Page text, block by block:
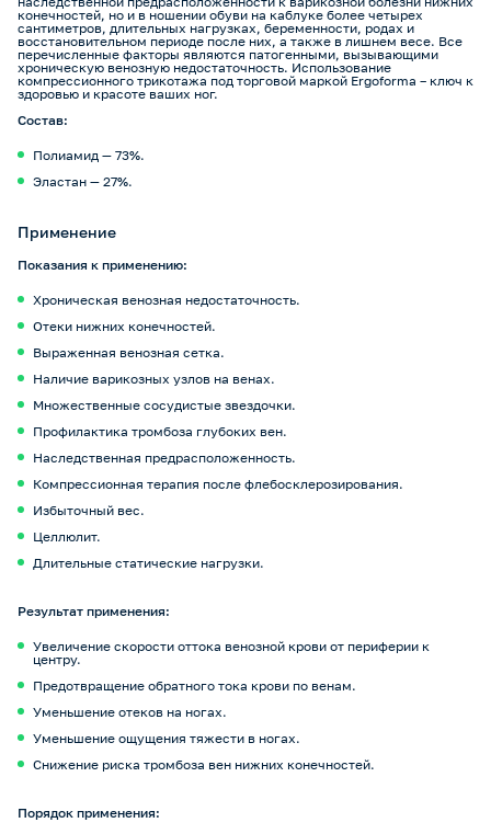
конечностей, но и в ношении обуви на каблуке более четырех
сантиметров, длительных нагрузках, беременности, родах и
восстановительном периоде после них, а также в лишнем весе. Все
перечисленные факторы являются патогенными, вызывающими
хроническую венозную недостаточность. Использование
компрессионного трикотажа под торговой маркой Ergoforma – ключ к
здоровью и красоте ваших ног.
Состав:
Полиамид — 73%.
Эластан — 27%.
Применение
Показания к применению:
Хроническая венозная недостаточность.
Отеки нижних конечностей.
Выраженная венозная сетка.
Наличие варикозных узлов на венах.
Множественные сосудистые звездочки.
Профилактика тромбоза глубоких вен.
Наследственная предрасположенность.
Компрессионная терапия после флебосклерозирования.
Избыточный вес.
Целлюлит.
Длительные статические нагрузки.
Результат применения:
Увеличение скорости оттока венозной крови от периферии к
центру.
Предотвращение обратного тока крови по венам.
Уменьшение отеков на ногах.
Уменьшение ощущения тяжести в ногах.
Снижение риска тромбоза вен нижних конечностей.
Порядок применения: